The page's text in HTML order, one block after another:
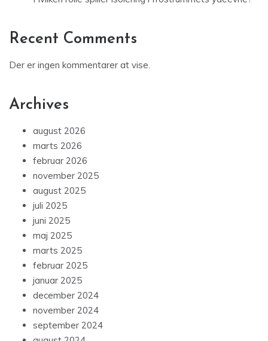
Recent Comments
Der er ingen kommentarer at vise.
Archives
august 2026
marts 2026
februar 2026
november 2025
august 2025
juli 2025
juni 2025
maj 2025
marts 2025
februar 2025
januar 2025
december 2024
november 2024
september 2024